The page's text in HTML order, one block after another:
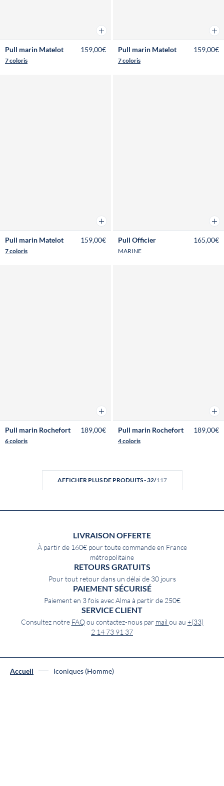
Ajouter au panier
Pull marin Matelot
7 coloris
159,00€ Pull marin Matelot
7 coloris
159,00€
Ajouter au panier
Pull marin Matelot
7 coloris
159,00€ Pull Officier
MARINE
165,00€
Ajouter au panier
Pull marin Rochefort
6 coloris
189,00€ Pull marin Rochefort
4 coloris
189,00€
AFFICHER PLUS DE PRODUITS - 32/117
LIVRAISON OFFERTE
À partir de 160€ pour toute commande en France
métropolitaine
RETOURS GRATUITS
Pour tout retour dans un délai de 30 jours
PAIEMENT SÉCURISÉ
Paiement en 3 fois avec Alma à partir de 250€
SERVICE CLIENT
Consultez notre FAQou contactez-nous par mail ou au +(33)
2 14 73 91 37
Accueil Iconiques (Homme)